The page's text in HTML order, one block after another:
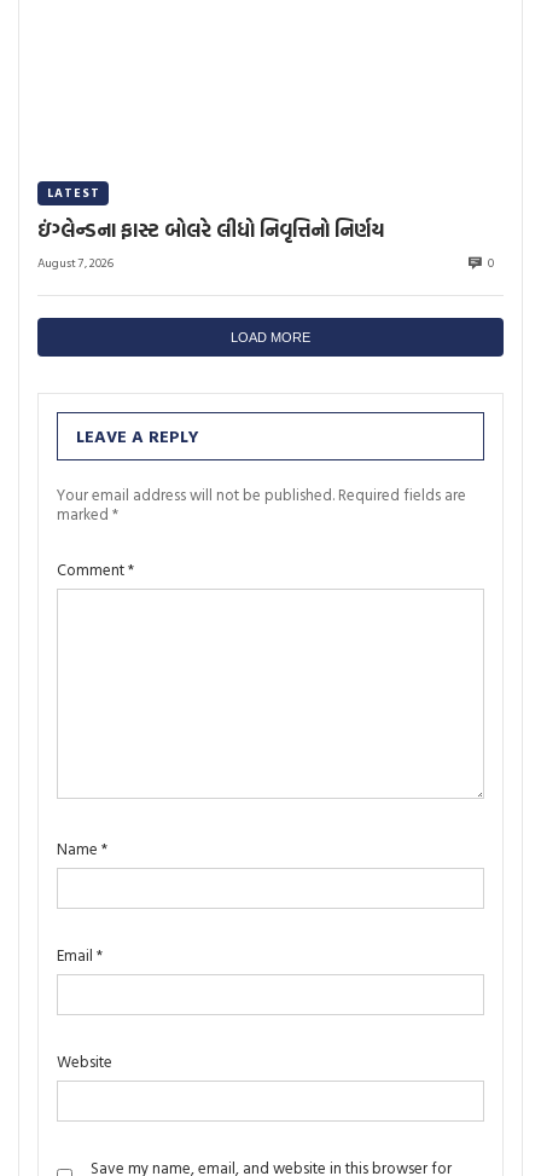
LATEST
ઇંગ્લેન્ડના ફાસ્ટ બોલરે લીધો નિવૃત્તિનો નિર્ણય
August 7, 2026 0
LOAD MORE
LEAVE A REPLY
Your email address will not be published. Required fields are
marked *
Comment*
Name *
Email *
Website
Save my name, email, and website in this browser for